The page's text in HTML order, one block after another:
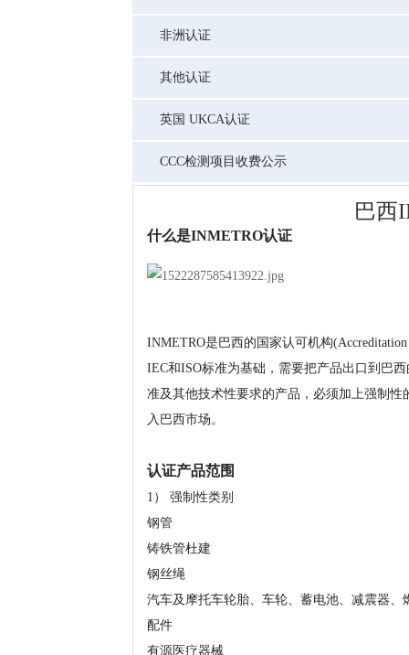
非洲认证
其他认证
英国 UKCA认证
CCC检测项目收费公示
巴西
什么是INMETRO认证
INMETRO是巴西的国家认可机构
IEC和ISO标准为基础，需要把产品出口到巴
准及其他技术性要求的产品，必须加上强制
入巴西市场。
认证产品范围
1） 强制性类别
钢管
铸铁管杜建
钢丝绳
汽车及摩托车轮胎、车轮、蓄电池、减震器
配件
有源医疗器械